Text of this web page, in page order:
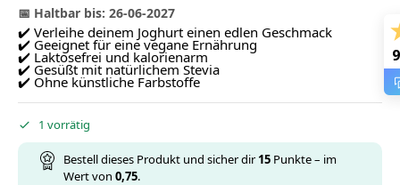
📅 Haltbar bis: 26-06-2027
✔️ Verleihe deinem Joghurt einen edlen Geschmack
✔️ Geeignet für eine vegane Ernährung
✔️ Laktosefrei und kalorienarm
✔️ Gesüßt mit natürlichem Stevia
✔️ Ohne künstliche Farbstoffe
1 vorrätig
Bestell dieses Produkt und sicher dir15 Punkte – im
Wert von 0,75.